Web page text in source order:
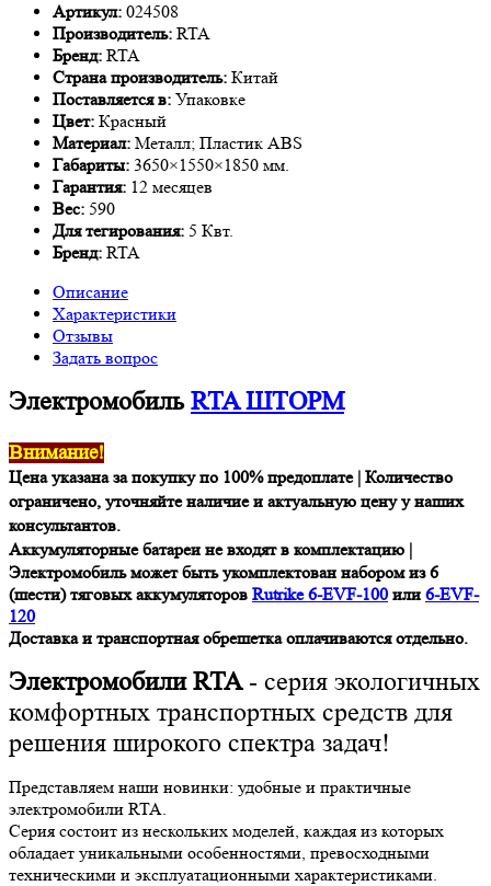
Артикул: 024508
Производитель: RTA
Бренд: RTA
Страна производитель: Китай
Поставляется в: Упаковке
Цвет: Красный
Материал: Металл; Пластик ABS
Габариты: 3650×1550×1850 мм.
Гарантия: 12 месяцев
Вес: 590
Для тегирования: 5 Квт.
Бренд: RTA
Описание
Характеристики
Отзывы
Задать вопрос
ЭлектромобильRTA ШТОРМ
Внимание!
Цена указана за покупку по 100% предоплате | Количество
ограничено, уточняйте наличие и актуальную цену у наших
консультантов.
Аккумуляторные батареи не входят в комплектацию |
Электромобиль может быть укомплектован набором из 6
(шести) тяговых аккумуляторов Rutrike 6-EVF-100 или 6-EVF-
120
Доставка и транспортная обрешетка оплачиваются отдельно.
Электромобили RTA- серия экологичных
комфортных транспортных средств для
решения широкого спектра задач!
Представляем наши новинки: удобные и практичные
электромобили RTA.
Серия состоит из нескольких моделей, каждая из которых
обладает уникальными особенностями, превосходными
техническими и эксплуатационными характеристиками.